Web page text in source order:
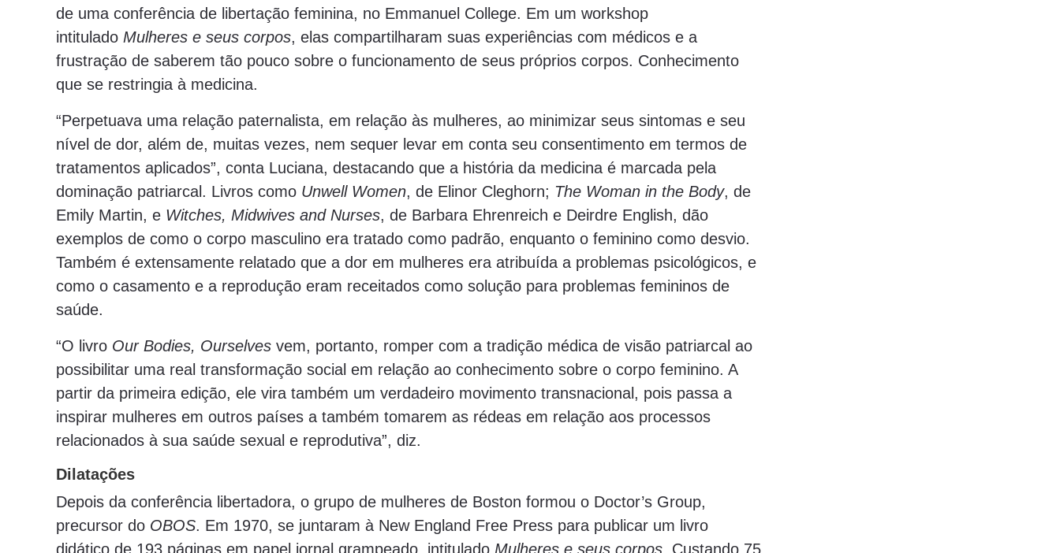
de uma conferência de libertação feminina, no Emmanuel College. Em um workshop
intitulado Mulheres e seus corpos, elas compartilharam suas experiências com médicos e a
frustração de saberem tão pouco sobre o funcionamento de seus próprios corpos. Conhecimento
que se restringia à medicina.
“Perpetuava uma relação paternalista, em relação às mulheres, ao minimizar seus sintomas e seu
nível de dor, além de, muitas vezes, nem sequer levar em conta seu consentimento em termos de
tratamentos aplicados”, conta Luciana, destacando que a história da medicina é marcada pela
dominação patriarcal. Livros como Unwell Women, de Elinor Cleghorn; The Woman in the Body, de
Emily Martin, e Witches, Midwives and Nurses, de Barbara Ehrenreich e Deirdre English, dão
exemplos de como o corpo masculino era tratado como padrão, enquanto o feminino como desvio.
Também é extensamente relatado que a dor em mulheres era atribuída a problemas psicológicos, e
como o casamento e a reprodução eram receitados como solução para problemas femininos de
saúde.
“O livro Our Bodies, Ourselvesvem, portanto, romper com a tradição médica de visão patriarcal ao
possibilitar uma real transformação social em relação ao conhecimento sobre o corpo feminino. A
partir da primeira edição, ele vira também um verdadeiro movimento transnacional, pois passa a
inspirar mulheres em outros países a também tomarem as rédeas em relação aos processos
relacionados à sua saúde sexual e reprodutiva”, diz.
Dilatações
Depois da conferência libertadora, o grupo de mulheres de Boston formou o Doctor’s Group,
precursor do OBOS. Em 1970, se juntaram à New England Free Press para publicar um livro
didático de 193 páginas em papel jornal grampeado, intitulado Mulheres e seus corpos. Custando 75